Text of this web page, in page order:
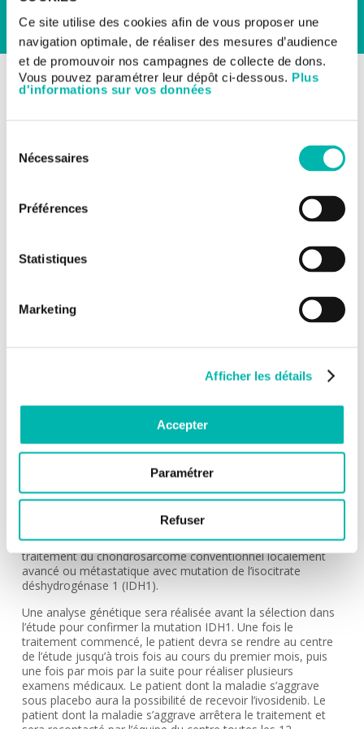
Ce site utilise des cookies afin de vous proposer une
navigation optimale, de réaliser des mesures d’audience
et de promouvoir nos campagnes de collecte de dons.
Vous pouvez paramétrer leur dépôt ci-dessous. Plus
d'informations sur vos données
Nécessaires
Préférences
Statistiques
Marketing
Afficher les détails
Accepter
Paramétrer
Refuser
Les essais cliniques
RETOUR AUX ESSAIS CLINIQUES
Essai de phase 3 sur les
chondrosarcomes mutés
IDH1
TITRE DE L'ÉTUDE:
Etude de phase III évaluant l'Ivosidenib chez les patients
métastatique, non résécable, associé à une mutation
IDH1, en 1ère ou 2ème ligne
INDICATION:
DESCRIPTION:
Essai clinique de phase 3 en double aveugle, randomisé
contre plécebo. L’objectif de l’étude est de déterminer
l’efficacité et la sécurité d’emploi de l’ivosidénib dans le
traitement du chondrosarcome conventionnel localement
avancé ou métastatique avec mutation de l’isocitrate
déshydrogénase 1 (IDH1).
Une analyse génétique sera réalisée avant la sélection dans
l’étude pour confirmer la mutation IDH1. Une fois le
traitement commencé, le patient devra se rendre au centre
de l’étude jusqu’à trois fois au cours du premier mois, puis
une fois par mois par la suite pour réaliser plusieurs
examens médicaux. Le patient dont la maladie s’aggrave
sous placebo aura la possibilité de recevoir l’ivosidenib. Le
patient dont la maladie s’aggrave arrêtera le traitement et